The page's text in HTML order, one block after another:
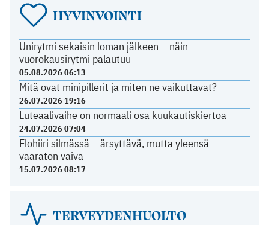
HYVINVOINTI
Unirytmi sekaisin loman jälkeen – näin
vuorokausirytmi palautuu
05.08.2026 06:13
Mitä ovat minipillerit ja miten ne vaikuttavat?
26.07.2026 19:16
Luteaalivaihe on normaali osa kuukautiskiertoa
24.07.2026 07:04
Elohiiri silmässä – ärsyttävä, mutta yleensä
vaaraton vaiva
15.07.2026 08:17
TERVEYDENHUOLTO